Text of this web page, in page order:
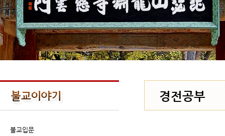
불교입문
경전공부